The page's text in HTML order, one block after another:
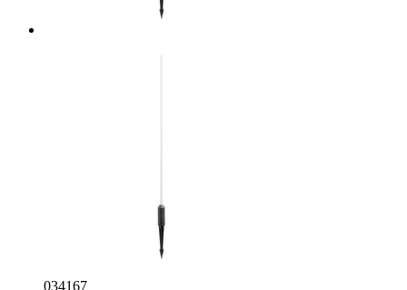
034167